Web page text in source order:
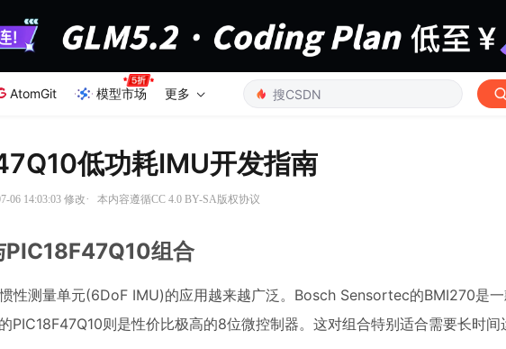
AtomGit 模型市场 更多
低功耗IMU开发指南
06 14:03:03 修改· 本内容遵循CC 4.0 BY-SA版权协议
组合
性测量单元(6DoF IMU)的应用越来越广泛。Bosch Sensortec的BMI270是
则是性价比极高的8位微控制器。这对组合特别适合需要长时间